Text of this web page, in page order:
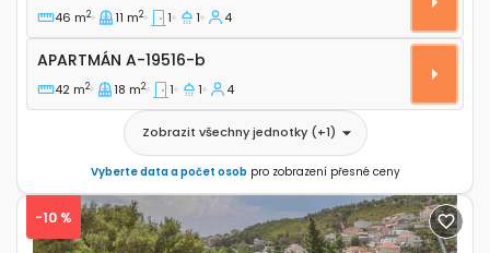
46 m2 11 m2 1 1 4
Apartmán A-19516-b
APARTMÁN A-19516-b
42 m2 18 m2 1 1 4
Zobrazit všechny jednotky(+1)
Vyberte data a počet osob pro zobrazení přesné ceny
-10 %